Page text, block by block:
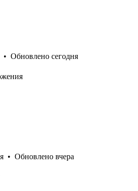
• Обновлено сегодня
• Обновлено вчера